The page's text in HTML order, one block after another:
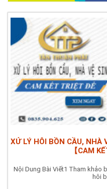
XỬ LÝ HÔI BỒN CẦU, NHÀ
【CAM
Nội Dung Bài Viết1 Tham khảo
hôi